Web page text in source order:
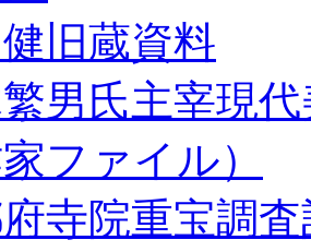
旧蔵資料
男氏主宰現
家ファイル）
寺院重宝調